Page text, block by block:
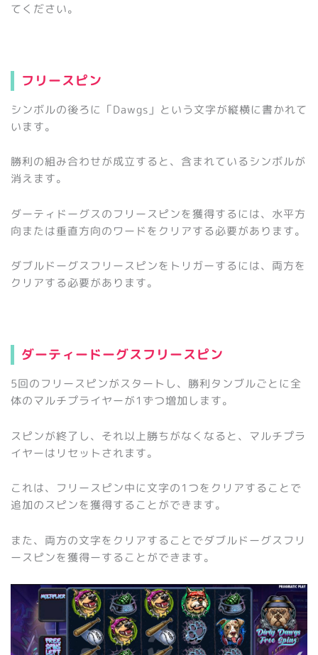
てください。
フリースピン
シンボルの後ろに「Dawgs」という文字が縦横に書かれて
います。
勝利の組み合わせが成立すると、含まれているシンボルが
消えます。
ダーティドーグスのフリースピンを獲得するには、水平方
向または垂直方向のワードをクリアする必要があります。
ダブルドーグスフリースピンをトリガーするには、両方を
クリアする必要があります。
ダーティードーグスフリースピン
5回のフリースピンがスタートし、勝利タンブルごとに全
体のマルチプライヤーが1ずつ増加します。
スピンが終了し、それ以上勝ちがなくなると、マルチプラ
イヤーはリセットされます。
これは、フリースピン中に文字の1つをクリアすることで
追加のスピンを獲得することができます。
また、両方の文字をクリアすることでダブルドーグスフリ
ースピンを獲得ーすることができます。